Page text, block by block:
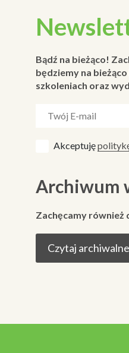
Bądź na bieżąco!
będziemy na
szkoleniach oraz
Akceptuję
Archiwum
Zachęcamy również
Czytaj